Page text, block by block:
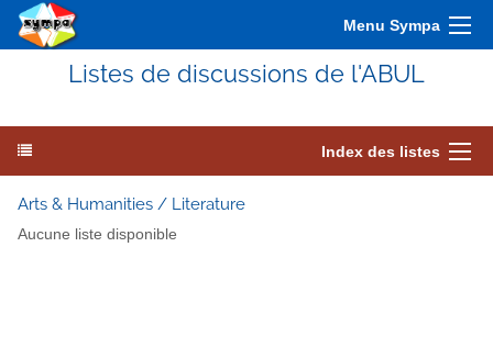
Menu Sympa
Listes de discussions de l'ABUL
Index des listes
Arts & Humanities / Literature
Aucune liste disponible